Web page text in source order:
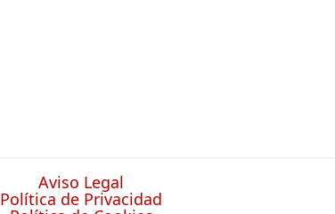
Aviso Legal
Política de Privacidad